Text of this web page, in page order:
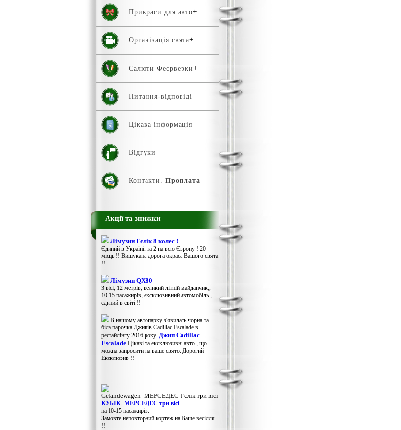
Прикраси для авто
Організація свята
Салюти Феєрверки
Питання-відповіді
Цікава інформація
Відгуки
Контакти. Проплата
Акції та знижки
Лімузин Гєлік 8 колес !
Єдиний в Україні, та 2 на всю Європу ! 20
місць !! Вишукана дорога окраса Вашого свята
!!
Лімузин QX80
3 вісі, 12 метрів, великий літній майданчик,,
10-15 пасажирів, ексклюзивний автомобіль ,
єдиний в світі !!
В нашому автопарку з'явилась чорна та
біла парочка Джипів Cadillac Escalade в
рестайлінгу 2016 року. Джип Cadillac
Escalade Цікаві та ексклюзивні авто , що
можна запросити на ваше свято. Дорогий
Ексклюзив !!
Gelandewagen​- МЕРСЕДЕС-Гєлік три вісі
КУБІК- МЕРСЕДЕС три вісі
на 10-15 пасажирів.
Замовте неповторний кортеж на Ваше весілля
!!